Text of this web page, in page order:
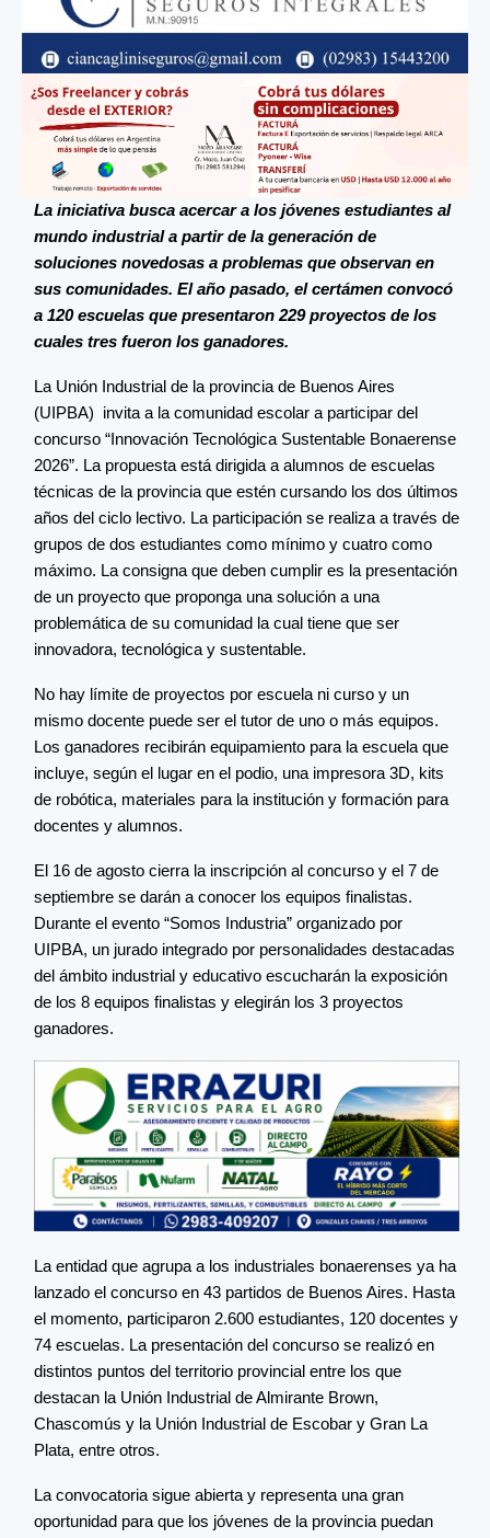
La iniciativa busca acercar a los jóvenes estudiantes al
mundo industrial a partir de la generación de
soluciones novedosas a problemas que observan en
sus comunidades. El año pasado, el certámen convocó
a 120 escuelas que presentaron 229 proyectos de los
cuales tres fueron los ganadores.
La Unión Industrial de la provincia de Buenos Aires
(UIPBA) invita a la comunidad escolar a participar del
concurso “Innovación Tecnológica Sustentable Bonaerense
2026”. La propuesta está dirigida a alumnos de escuelas
técnicas de la provincia que estén cursando los dos últimos
años del ciclo lectivo. La participación se realiza a través de
grupos de dos estudiantes como mínimo y cuatro como
máximo. La consigna que deben cumplir es la presentación
de un proyecto que proponga una solución a una
problemática de su comunidad la cual tiene que ser
innovadora, tecnológica y sustentable.
No hay límite de proyectos por escuela ni curso y un
mismo docente puede ser el tutor de uno o más equipos.
Los ganadores recibirán equipamiento para la escuela que
incluye, según el lugar en el podio, una impresora 3D, kits
de robótica, materiales para la institución y formación para
docentes y alumnos.
El 16 de agosto cierra la inscripción al concurso y el 7 de
septiembre se darán a conocer los equipos finalistas.
Durante el evento “Somos Industria” organizado por
UIPBA, un jurado integrado por personalidades destacadas
del ámbito industrial y educativo escucharán la exposición
de los 8 equipos finalistas y elegirán los 3 proyectos
ganadores.
La entidad que agrupa a los industriales bonaerenses ya ha
lanzado el concurso en 43 partidos de Buenos Aires. Hasta
el momento, participaron 2.600 estudiantes, 120 docentes y
74 escuelas. La presentación del concurso se realizó en
distintos puntos del territorio provincial entre los que
destacan la Unión Industrial de Almirante Brown,
Chascomús y la Unión Industrial de Escobar y Gran La
Plata, entre otros.
La convocatoria sigue abierta y representa una gran
oportunidad para que los jóvenes de la provincia puedan